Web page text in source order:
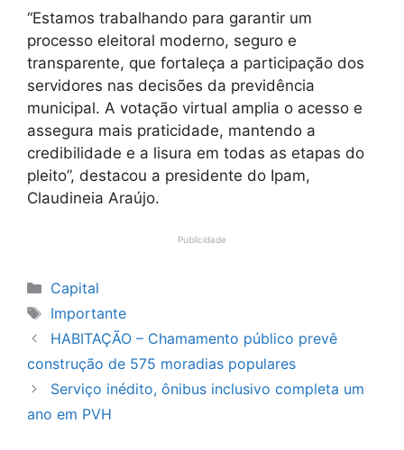
“Estamos trabalhando para garantir um
processo eleitoral moderno, seguro e
transparente, que fortaleça a participação dos
servidores nas decisões da previdência
municipal. A votação virtual amplia o acesso e
assegura mais praticidade, mantendo a
credibilidade e a lisura em todas as etapas do
pleito”, destacou a presidente do Ipam,
Claudineia Araújo.
Publicidade
Categorias
Capital
Tags
Importante
HABITAÇÃO – Chamamento público prevê
construção de 575 moradias populares
Serviço inédito, ônibus inclusivo completa um
ano em PVH